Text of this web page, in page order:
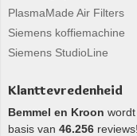
PlasmaMade Air Filters
Siemens koffiemachine
Siemens StudioLine
Klanttevredenheid
Bemmel en Kroon
basis van 46.256 reviews!